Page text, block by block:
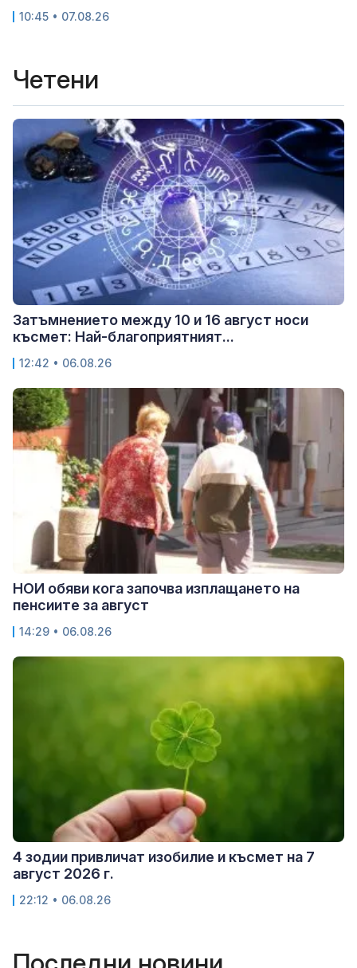
10:45 • 07.08.26
Четени
Затъмнението между 10 и 16 август носи
късмет: Най-благоприятният...
12:42 • 06.08.26
НОИ обяви кога започва изплащането на
пенсиите за август
14:29 • 06.08.26
4 зодии привличат изобилие и късмет на 7
август 2026 г.
22:12 • 06.08.26